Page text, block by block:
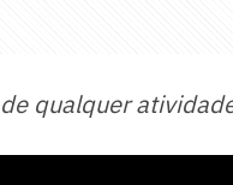
qualquer